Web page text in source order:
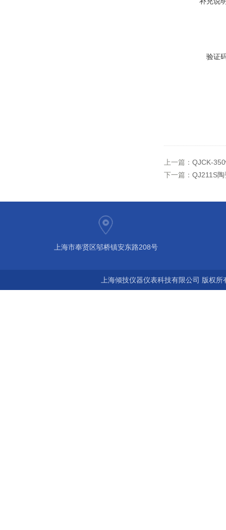
验证
上一篇： QJCK-
下一篇： QJ211S
上海市奉贤区邬桥镇安东路208号
上海倾技仪器仪表科技有限公司 版权